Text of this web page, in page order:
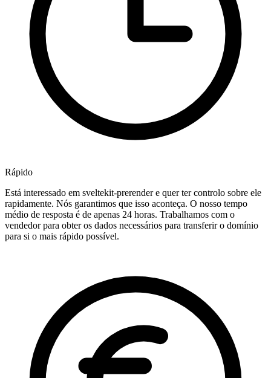
Rápido
Está interessado em sveltekit-prerender e quer ter controlo sobre ele
rapidamente. Nós garantimos que isso aconteça. O nosso tempo
médio de resposta é de apenas 24 horas. Trabalhamos com o
vendedor para obter os dados necessários para transferir o domínio
para si o mais rápido possível.